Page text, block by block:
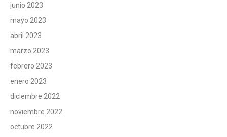
junio 2023
mayo 2023
abril 2023
marzo 2023
febrero 2023
enero 2023
diciembre 2022
noviembre 2022
octubre 2022